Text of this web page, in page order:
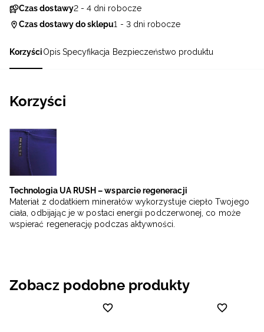
KorzyściOpis Specyfikacja Bezpieczeństwo produktu
Korzyści
Technologia UA RUSH – wsparcie regeneracji
Materiał z dodatkiem minerałów wykorzystuje ciepło Twojego
ciała, odbijając je w postaci energii podczerwonej, co może
wspierać regenerację podczas aktywności.
Czas dostawy2 - 4 dni robocze
Czas dostawy do sklepu1 - 3 dni robocze
Zobacz podobne produkty